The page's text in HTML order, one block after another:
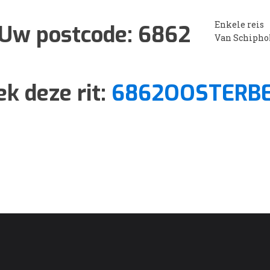
postcode: 6862
Enkele reis
Van Schiphol
deze rit: